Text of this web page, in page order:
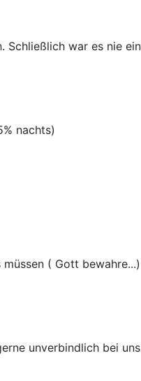
Schließlich war es nie
nachts)
( Gott bewahre...)
unverbindlich bei